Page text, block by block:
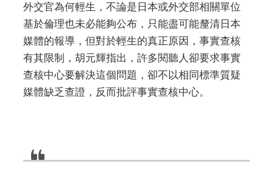
外交官為何輕生，不論是日本或外交部相關單位
基於倫理也未必能夠公布，只能盡可能釐清日本
媒體的報導，但對於輕生的真正原因，事實查核
有其限制，胡元輝指出，許多閱聽人卻要求事實
查核中心要解決這個問題，卻不以相同標準質疑
媒體缺乏查證，反而批評事實查核中心。